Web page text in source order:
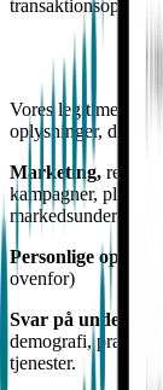
Vores legitime
oplysninger, dit
Marketing,
kampagner,
Personlige
ovenfor)
Svar på
demografi,
tjenester.